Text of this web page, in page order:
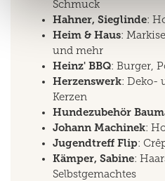
Schmuck
Hahner, Sieglinde:
Heim & Haus:
und mehr
Heinz' BBQ: Burger,
Herzenswerk: Deko-
Kerzen
Hundezubehör
Johann Machinek:
Jugendtreff Flip:
Kämper, Sabine:
Selbstgemachtes